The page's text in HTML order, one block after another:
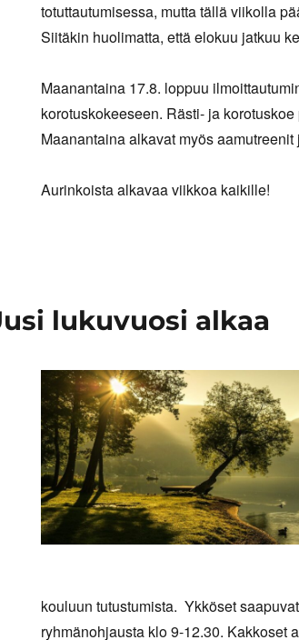
totuttautumisessa, mutta tällä viikolla
Siitäkin huolimatta, että elokuu jatkuu
Maanantaina 17.8. loppuu
korotuskokeeseen. Rästi- ja
Maanantaina alkavat myös
Aurinkoista alkavaa viikkoa kaikille!
lukuvuosi alkaa
kouluun tutustumista. Ykköset
ryhmänohjausta klo 9-12.30. Kakkoset